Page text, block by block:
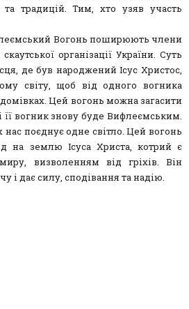
традицій. Тим, хто узяв участь
Вогонь поширюють члени
організації України. Суть
де був народжений Ісус Христос,
світу, щоб від одного вогника
домівках. Цей вогонь можна загасити
її вогник знову буде Вифлеємським.
нас поєднує одне світло. Цей вогонь
на землю Ісуса Христа, котрий є
визволенням від гріхів. Він
і дає силу, сподівання та надію.